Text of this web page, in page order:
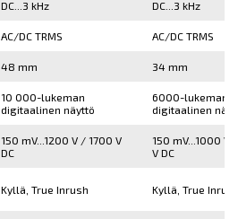
DC...3 kHz DC...3 kHz
AC/DC TRMS AC/DC TRMS
48 mm 34 mm
10 000-lukeman
digitaalinen näyttö
6000-lukeman
digitaalinen
150 mV...1200 V / 1700 V
DC
150 mV...1000 V
V DC
Kyllä, True Inrush Kyllä, True